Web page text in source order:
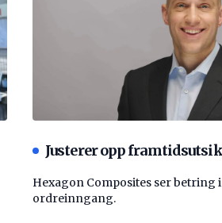
Justerer opp
Hexagon Composites ser betring
ordreinngang.